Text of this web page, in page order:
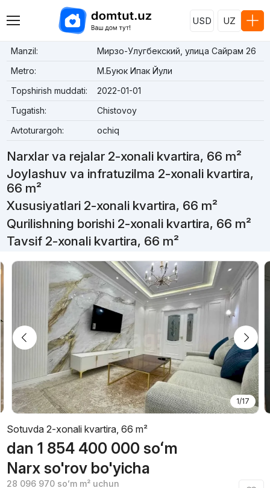
USD UZ
Manzil:
Мирзо-Улугбекский, улица Сайрам 26
Metro:
М.Буюк Ипак Йули
Topshirish muddati:
2022-01-01
Tugatish:
Chistovoy
Avtoturargoh:
ochiq
Narxlar va rejalar 2-xonali kvartira, 66 m²
Joylashuv va infratuzilma 2-xonali kvartira,
66 m²
Xususiyatlari 2-xonali kvartira, 66 m²
Qurilishning borishi 2-xonali kvartira, 66 m²
Tavsif 2-xonali kvartira, 66 m²
1/17
Sotuvda 2-xonali kvartira, 66 m²
dan 1 854 400 000 soʻm
Narx so'rov bo'yicha
28 096 970 soʻmm² uchun